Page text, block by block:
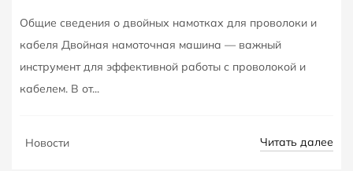
Общие сведения о двойных намотках для проволоки и
кабеля Двойная намоточная машина — важный
инструмент для эффективной работы с проволокой и
кабелем. В от...
Новости Читать далее
01